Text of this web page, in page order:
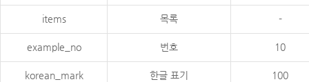
items 목록 -
example_no 번호 10
korean_mark 한글 표기 100